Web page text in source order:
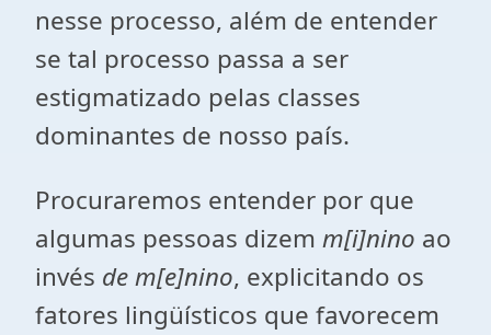
nesse processo, além de entender
se tal processo passa a ser
estigmatizado pelas classes
dominantes de nosso país.
Procuraremos entender por que
algumas pessoas dizem m[i]nino ao
invés de m[e]nino, explicitando os
fatores lingüísticos que favorecem